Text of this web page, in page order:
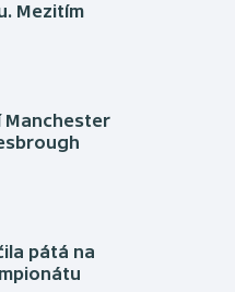
Mezitím
pátá na